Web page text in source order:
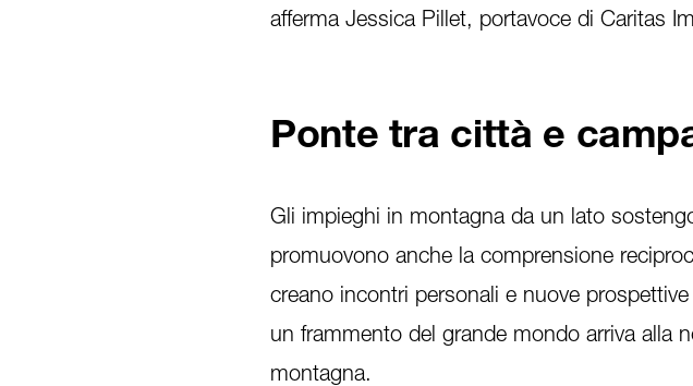
afferma Jessica Pillet, portavoce di Caritas
Ponte tra città e
Gli impieghi in montagna da un lato
promuovono anche la comprensione
creano incontri personali e nuove
un frammento del grande mondo arriva alla
montagna.